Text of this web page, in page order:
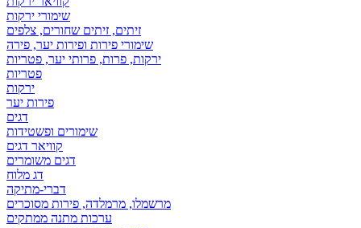
שימורי ירקות
זיתים, זיתים שחורים, צלפים
שימורי פירות ופירות יער, פירה
ירקות, פרות, פרותי יער, פטריות
פטריות
ירקות
פירות יער
דגים
שימורים ופשטידות
קוויאר דגים
דגים משומרים
דג מלוח
דברי-מתיקה
מרשמלו, מרמלדה, פירות מסוכרים
ערכות מתנה ממתקים